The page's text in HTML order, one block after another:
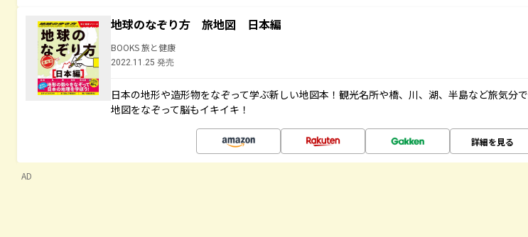
地球のなぞり方 旅地図 日本編
BOOKS 旅と健康
2022.11.25 発売
日本の地形や造形物をなぞって学ぶ新しい地図本！観光名所や橋、川、湖、半島など旅気分で
地図をなぞって脳もイキイキ！
詳細を見る
AD